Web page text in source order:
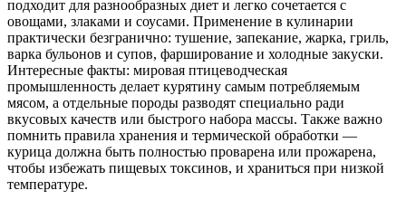
подходит для разнообразных диет и легко сочетается с
овощами, злаками и соусами. Применение в кулинарии
практически безгранично: тушение, запекание, жарка, гриль,
варка бульонов и супов, фарширование и холодные закуски.
Интересные факты: мировая птицеводческая
промышленность делает курятину самым потребляемым
мясом, а отдельные породы разводят специально ради
вкусовых качеств или быстрого набора массы. Также важно
помнить правила хранения и термической обработки —
курица должна быть полностью проварена или прожарена,
чтобы избежать пищевых токсинов, и храниться при низкой
температуре.